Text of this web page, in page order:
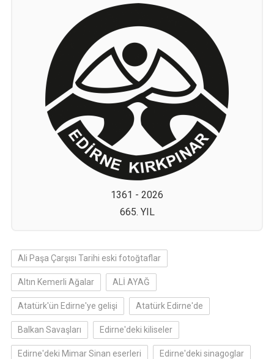
1361 - 2026
665. YIL
Ali Paşa Çarşısı Tarihi eski fotoğtaflar
Altın Kemerli Ağalar ALİ AYAĞ
Atatürk'ün Edirne'ye gelişi Atatürk Edirne'de
Balkan Savaşları Edirne'deki kiliseler
Edirne'deki Mimar Sinan eserleri Edirne'deki sinagoglar